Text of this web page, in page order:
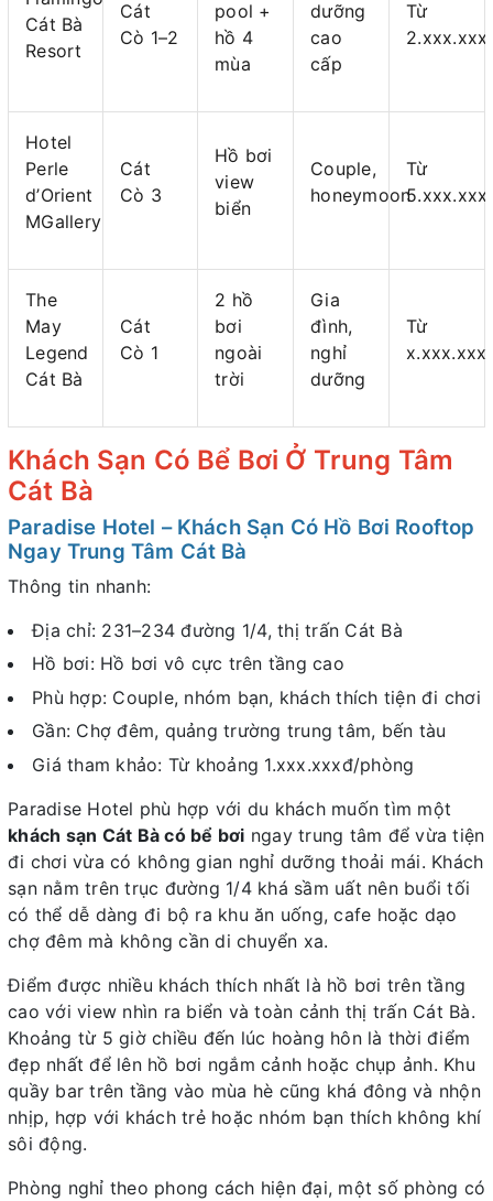
Cát Bà
Resort
Cát
Cò 1–2
pool +
hồ 4
mùa
dưỡng
cao
cấp
Từ
Hotel
Perle
d’Orient
MGallery
Cát
Cò 3
Hồ bơi
view
biển
Couple,
honeymoon
Từ
The
May
Legend
Cát Bà
Cát
Cò 1
2 hồ
bơi
ngoài
trời
Gia
đình,
nghỉ
dưỡng
Từ
Khách Sạn Có Bể Bơi Ở Trung Tâm
Cát Bà
Paradise Hotel – Khách Sạn Có Hồ Bơi Rooftop
Ngay Trung Tâm Cát Bà
Thông tin nhanh:
Địa chỉ: 231–234 đường 1/4, thị trấn Cát Bà
Hồ bơi: Hồ bơi vô cực trên tầng cao
Phù hợp: Couple, nhóm bạn, khách thích tiện đi chơi
Gần: Chợ đêm, quảng trường trung tâm, bến tàu
Giá tham khảo: Từ khoảng 1.xxx.xxxđ/phòng
Paradise Hotel phù hợp với du khách muốn tìm một
khách sạn Cát Bà có bể bơi ngay trung tâm để vừa tiện
đi chơi vừa có không gian nghỉ dưỡng thoải mái. Khách
sạn nằm trên trục đường 1/4 khá sầm uất nên buổi tối
có thể dễ dàng đi bộ ra khu ăn uống, cafe hoặc dạo
chợ đêm mà không cần di chuyển xa.
Điểm được nhiều khách thích nhất là hồ bơi trên tầng
cao với view nhìn ra biển và toàn cảnh thị trấn Cát Bà.
Khoảng từ 5 giờ chiều đến lúc hoàng hôn là thời điểm
đẹp nhất để lên hồ bơi ngắm cảnh hoặc chụp ảnh. Khu
quầy bar trên tầng vào mùa hè cũng khá đông và nhộn
nhịp, hợp với khách trẻ hoặc nhóm bạn thích không khí
sôi động.
Phòng nghỉ theo phong cách hiện đại, một số phòng có